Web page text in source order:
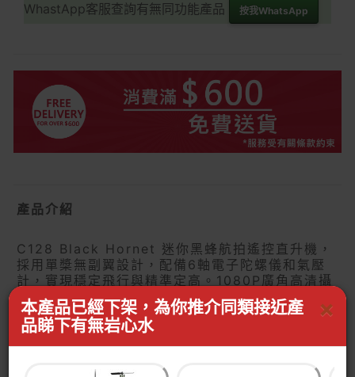
WhastApp客服查詢有無同功能產品 按我WhatsApp
產品介紹
C128 Black Hornet 迷你黑蜂航拍遙控直升機，
採用單槳無副翼設計，配備6軸電子陀螺儀和氣壓
計，實現穩定飛行與精準定高。1080P廣角高清攝
像頭，畫質清晰，續航時間達15分鐘，耐撞擊性能
佳。外形模仿美國軍方偵查無人機，不僅可操控飛
行，還可作為擺件展示，操作簡便，享受暢快的飛
行體驗。
×
本產品已經下架，為你推介同類接近產
品睇下有無岩心水